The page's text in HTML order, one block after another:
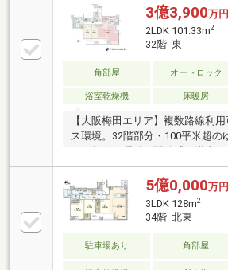
3億3,900万円
2LDK 101.33m2
32階 東
角部屋 オートロック
浴室乾燥機
床暖房
【大阪梅田エリア】複数路線利
ス環境。32階部分・100平米超の
で、都市の躍動と開放感を満喫す
5億0,000万円
3LDK 128m2
34階 北東
駐車場あり 角部屋